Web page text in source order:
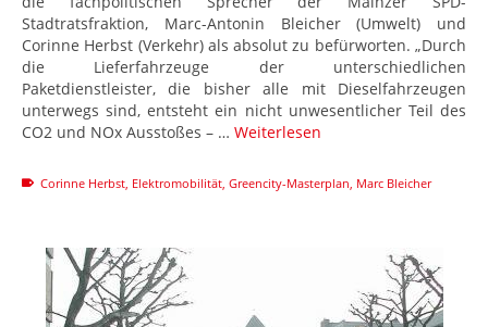
Stadtratsfraktion, Marc-Antonin Bleicher (Umwelt) und
Corinne Herbst (Verkehr) als absolut zu befürworten. „Durch
die Lieferfahrzeuge der unterschiedlichen
Paketdienstleister, die bisher alle mit Dieselfahrzeugen
unterwegs sind, entsteht ein nicht unwesentlicher Teil des
CO2 und NOx Ausstoßes – … Weiterlesen
Corinne Herbst Elektromobilität Greencity-Masterplan Marc Bleicher